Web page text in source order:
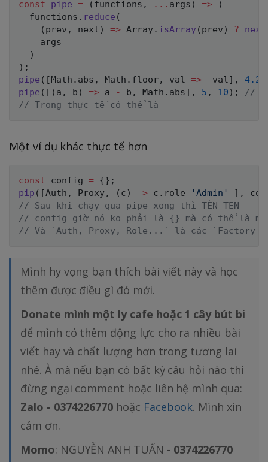
const pipe = ( functions , ... args ) =>
(
  functions
. reduce (
( prev , next ) => Array. isArray ( prev ) ? next
    args
)
) ;
pipe ( [Math . abs , Math . floor, val => -val] , 4.20
pipe ( [ ( a , b ) => a - b , Math . abs] , 5 , 10 ) ;
// =
// Trong thực tế có thể là
Một ví dụ khác thực tế hơn
const config = {} ;
pip ( [Auth , Proxy, ( c )= > c . role= 'Admin' ] ,
// Sau khi chạy qua pipe xong thì TÈN TEN
// config giờ nó ko phải là {} mà có thể là một
// Và `Auth, Proxy, Role...` là các `Factory
Mình hy vọng bạn thích bài viết này và học
thêm được điều gì đó mới.
Donate mình một ly cafe hoặc 1 cây bút bi
để mình có thêm động lực cho ra nhiều bài
viết hay và chất lượng hơn trong tương lai
nhé. À mà nếu bạn có bất kỳ câu hỏi nào thì
đừng ngại comment hoặc liên hệ mình qua:
Zalo - 0374226770 hoặc Facebook. Mình xin
cảm ơn.
Momo: NGUYỄN ANH TUẤN - 0374226770